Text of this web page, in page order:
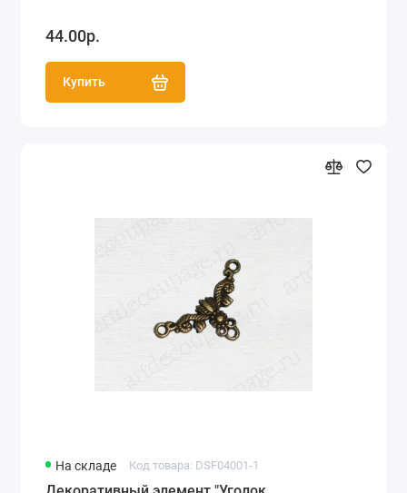
44.00р.
Купить
На складе Код товара: DSF04001-1